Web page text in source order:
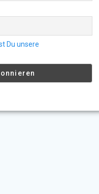
Du unsere